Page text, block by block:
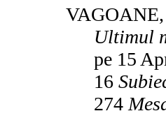
Ultimul
pe 15
16
274